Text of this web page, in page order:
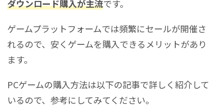
ダウンロード購入が主流です。
ゲームプラットフォームでは頻繁にセールが開催さ
れるので、安くゲームを購入できるメリットがあり
ます。
PCゲームの購入方法は以下の記事で詳しく紹介して
いるので、参考にしてみてください。